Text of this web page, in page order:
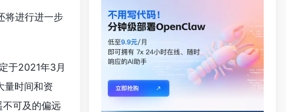
将进行进一步
于2021年3月
量时间和资
不可及的偏远